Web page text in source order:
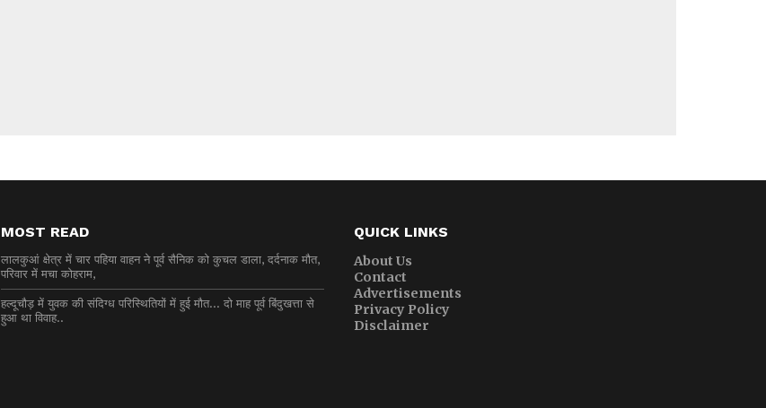
MOST READ
लालकुआं क्षेत्र में चार पहिया वाहन ने पूर्व सैनिक को कुचल डाला, दर्दनाक मौत,
परिवार में मचा कोहराम,
हल्दूचौड़ में युवक की संदिग्ध परिस्थितियों में हुई मौत… दो माह पूर्व बिंदुखत्ता से
हुआ था विवाह..
QUICK LINKS
About Us
Contact
Advertisements
Privacy Policy
Disclaimer